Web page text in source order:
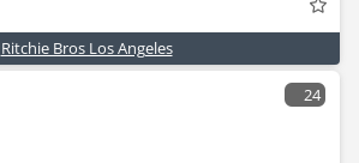
Ritchie Bros Los Angeles
24